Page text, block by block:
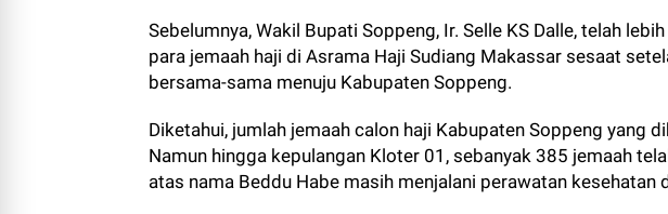
Sebelumnya, Wakil Bupati Soppeng, Ir. Selle KS Dalle, telah
para jemaah haji di Asrama Haji Sudiang Makassar sesaat
bersama-sama menuju Kabupaten Soppeng.
Diketahui, jumlah jemaah calon haji Kabupaten Soppeng yang
Namun hingga kepulangan Kloter 01, sebanyak 385 jemaah
atas nama Beddu Habe masih menjalani perawatan kesehatan